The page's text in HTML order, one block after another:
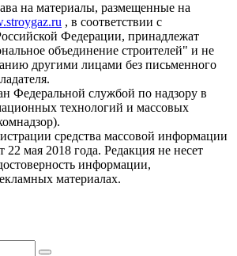
на материалы, размещенные на
, в соответствии с
Федерации, принадлежат
объединение строителей" и не
другими лицами без письменного
Федеральной службой по надзору в
технологий и массовых
средства массовой информации
мая 2018 года. Редакция не несет
информации,
материалах.